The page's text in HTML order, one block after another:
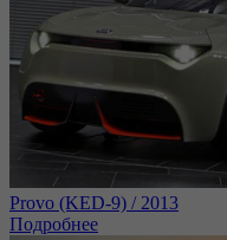
Provo (KED-9) / 2013
Подробнее